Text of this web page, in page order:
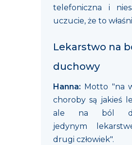
telefoniczna i
uczucie, że to
Lekarstwo na
duchowy
Hanna: Motto "na
choroby są jakieś
ale na ból
jedynym
drugi człowiek".